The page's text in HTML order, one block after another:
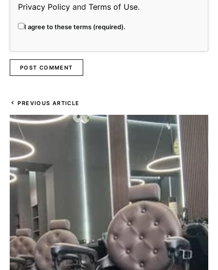
Privacy Policy and Terms of Use.
I agree to these terms (required).
PREVIOUS ARTICLE